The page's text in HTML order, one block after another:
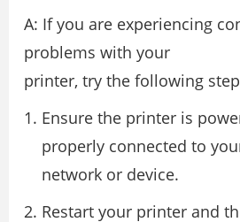
A: If you are experiencing
problems with your
printer, try the following
Ensure the printer is
properly connected to
network or device.
Restart your printer and